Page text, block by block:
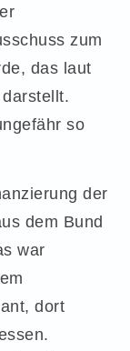
zum
das laut
darstellt.
so
der
dem Bund
war
dort